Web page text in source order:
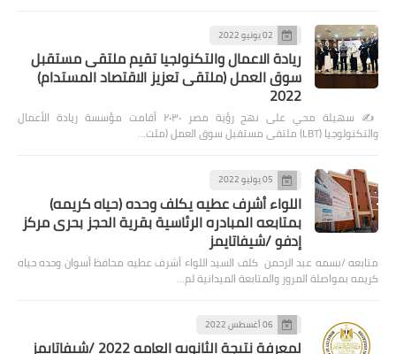
02 يونيو 2022
ريادة الاعمال والتكنولجيا تقيم ملتقى مستقبل
سوق العمل (ملتقى تعزيز الاقتصاد المستدام)
2022
✍️ سهيلة محي على نهج رؤية مصر ٢٠٣٠ أقامت مؤسسة ريادة الأعمال
والتكنولوجيا (LBT) ملتقى مستقبل سوق العمل (ملت…
05 يوليو 2022
اللواء أشرف عطيه يكلف وحده (حياه كريمه)
بمتابعه المبادره الرئاسية بقرية الحجز بحرى مركز
إدفو /شيفاتايمز
متابعه /بسمه عبد الرحمن كلف السيد اللواء أشرف عطيه محافظ أسوان وحده حياه
كريمه بمواصلة المرور والمتابعة الميدانية لم…
06 أغسطس 2022
لمعرفة نتيجة الثانويه العامه 2022 /شيفاتايمز